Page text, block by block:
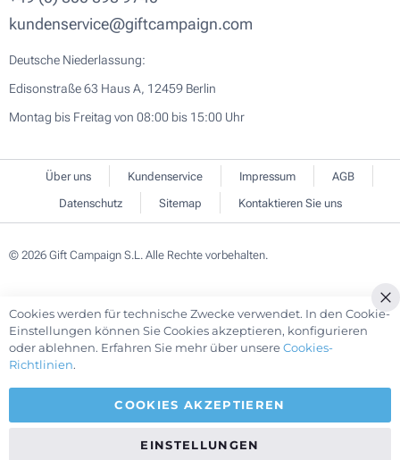
kundenservice@giftcampaign.com
Deutsche Niederlassung:
Edisonstraße 63 Haus A, 12459 Berlin
Montag bis Freitag von 08:00 bis 15:00 Uhr
Über uns Kundenservice Impressum
AGB
Datenschutz
Sitemap Kontaktieren Sie uns
© 2026 Gift Campaign S.L. Alle Rechte vorbehalten.
Cookies werden für technische Zwecke verwendet. In den Cookie-
Einstellungen können Sie Cookies akzeptieren, konfigurieren
oder ablehnen. Erfahren Sie mehr über unsereCookies-
Richtlinien.
COOKIES AKZEPTIEREN
EINSTELLUNGEN